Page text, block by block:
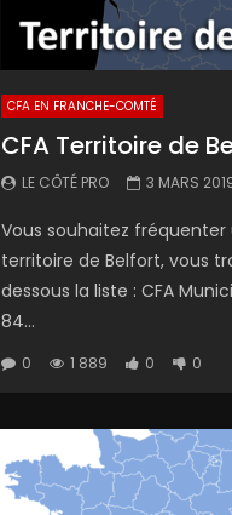
CFA EN FRANCHE-COMTÉ
CFA Territoire de
LE CÔTÉ PRO 3 MARS
Vous souhaitez fréquenter
territoire de Belfort, vous
dessous la liste : CFA
84...
0 1 889 0 0